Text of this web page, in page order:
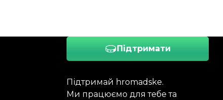
Підтримати
Підтримай hromadske.
Ми працюємо для тебе та